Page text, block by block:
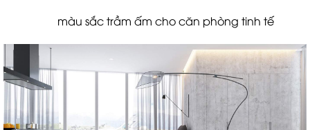
màu sắc trầm ấm cho căn phòng tinh tế